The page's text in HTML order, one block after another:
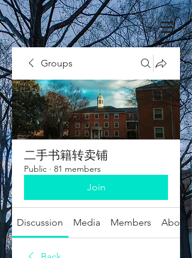
Groups
二手书籍转卖铺
Public · 81 members
Join
Discussion Media Members About